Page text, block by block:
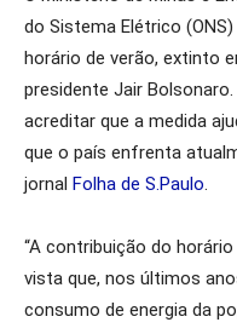
do Sistema Elétrico
horário de verão, extinto
presidente Jair
acreditar que a medida
que o país enfrenta
jornal Folha de S.Paulo.
“A contribuição do
vista que, nos últimos
consumo de energia da